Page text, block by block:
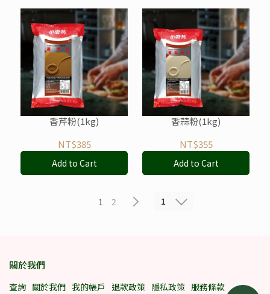
香芹粉(1kg)
NT$385
Add to Cart
香蒜粉(1kg)
NT$355
Add to Cart
1 2 1
關於我們
查詢 關於我們 我的帳戶 退款政策 隱私政策 服務條款